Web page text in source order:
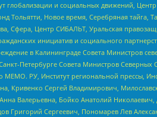
глобализации и социальных движений,
Новое время, Серебряная тайга,
Сфера, Центр СИБАЛЬТ, Уральская
инициатив и социального
в Калининграде Совета Министров
Петербурге Совета Министров
РУ, Институт региональной прессы,
Кривенко Сергей Владимирович,
Валерьевна, Бойко Анатолий
Сергеевич, Пономарев Лев